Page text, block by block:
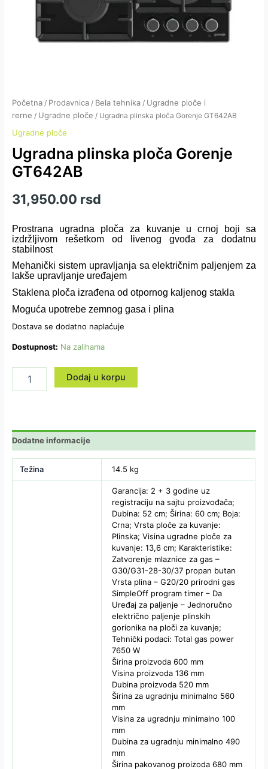
Početna / Prodavnica / Bela tehnika / Ugradne ploče i
rerne / Ugradne ploče / Ugradna plinska ploča Gorenje GT642AB
Ugradne ploče
Ugradna plinska ploča Gorenje
GT642AB
31,950.00 rsd
Prostrana ugradna ploča za kuvanje u crnoj boji sa
izdržljivom rešetkom od livenog gvođa za dodatnu
stabilnost
Mehanički sistem upravljanja sa električnim paljenjem za
lakše upravljanje uređajem
Staklena ploča izrađena od otpornog kaljenog stakla
Moguća upotrebe zemnog gasa i plina
Dostava se dodatno naplaćuje
Dostupnost: Na zalihama
Dodaj u korpu
Dodatne informacije
Težina 14.5 kg
Garancija: 2 + 3 godine uz
registraciju na sajtu proizvođača;
Dubina: 52 cm; Širina: 60 cm; Boja:
Crna; Vrsta ploče za kuvanje:
Plinska; Visina ugradne ploče za
kuvanje: 13,6 cm; Karakteristike:
Zatvorenje mlaznice za gas –
G30/G31-28-30/37 propan butan
Vrsta plina – G20/20 prirodni gas
SimpleOff program timer – Da
Uređaj za paljenje – Jednoručno
električno paljenje plinskih
gorionika na ploči za kuvanje;
Tehnički podaci: Total gas power
7650 W
Širina proizvoda 600 mm
Visina proizvoda 136 mm
Dubina proizvoda 520 mm
Širina za ugradnju minimalno 560
mm
Visina za ugradnju minimalno 100
mm
Dubina za ugradnju minimalno 490
mm
Širina pakovanog proizoda 680 mm